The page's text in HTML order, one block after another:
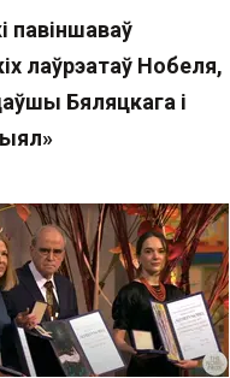
павіншаваў
лаўрэатаў Нобеля,
Бяляцкага і